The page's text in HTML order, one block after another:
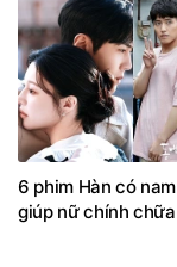
6 phim Hàn có
giúp nữ chính